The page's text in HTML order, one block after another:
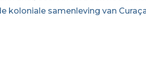
koloniale samenleving van